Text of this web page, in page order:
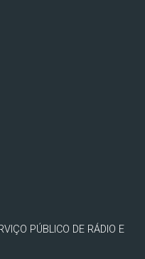
PÚBLICO DE RÁDIO E